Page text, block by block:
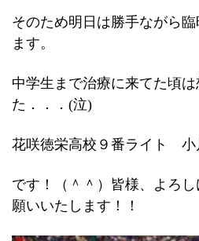
そのため明日は勝手ながら
ます。
中学生まで治療に来てた頃
た．．．(泣)
花咲徳栄高校９番ライト
です！（＾＾）皆様、よろ
願いいたします！！